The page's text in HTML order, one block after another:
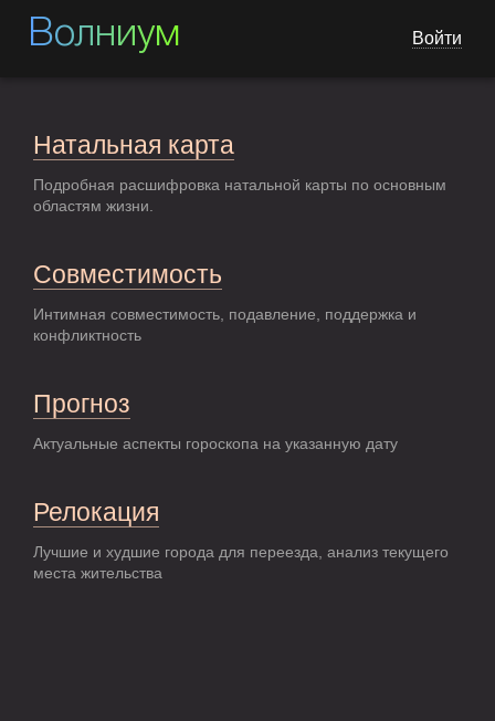
Волниум Войти
Натальная карта
Подробная расшифровка натальной карты по основным
областям жизни.
Совместимость
Интимная совместимость, подавление, поддержка и
конфликтность
Прогноз
Актуальные аспекты гороскопа на указанную дату
Релокация
Лучшие и худшие города для переезда, анализ текущего
места жительства